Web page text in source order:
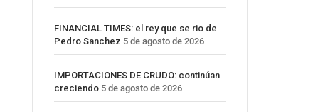
FINANCIAL TIMES: el rey que se rio de
Pedro Sanchez 5 de agosto de 2026
IMPORTACIONES DE CRUDO: continúan
creciendo 5 de agosto de 2026